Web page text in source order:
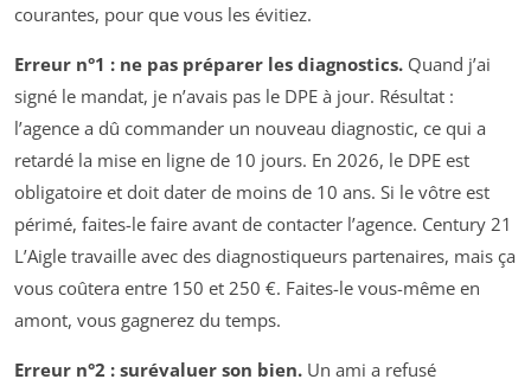
courantes, pour que vous les évitiez.
Erreur n°1 : ne pas préparer les diagnostics. Quand j’ai
signé le mandat, je n’avais pas le DPE à jour. Résultat :
l’agence a dû commander un nouveau diagnostic, ce qui a
retardé la mise en ligne de 10 jours. En 2026, le DPE est
obligatoire et doit dater de moins de 10 ans. Si le vôtre est
périmé, faites-le faire avant de contacter l’agence. Century 21
L’Aigle travaille avec des diagnostiqueurs partenaires, mais ça
vous coûtera entre 150 et 250 €. Faites-le vous-même en
amont, vous gagnerez du temps.
Erreur n°2 : surévaluer son bien. Un ami a refusé